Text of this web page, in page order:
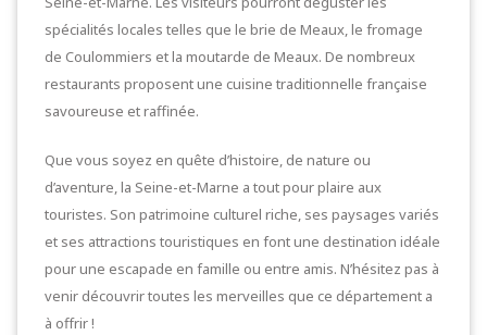
spécialités locales telles que le brie de Meaux, le fromage
de Coulommiers et la moutarde de Meaux. De nombreux
restaurants proposent une cuisine traditionnelle française
savoureuse et raffinée.
Que vous soyez en quête d’histoire, de nature ou
d’aventure, la Seine-et-Marne a tout pour plaire aux
touristes. Son patrimoine culturel riche, ses paysages variés
et ses attractions touristiques en font une destination idéale
pour une escapade en famille ou entre amis. N’hésitez pas à
venir découvrir toutes les merveilles que ce département a
à offrir !